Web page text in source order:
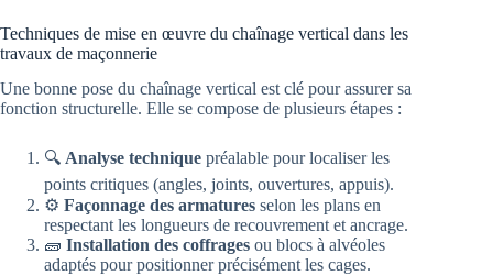
Techniques de mise en œuvre du chaînage vertical dans les
travaux de maçonnerie
Une bonne pose du chaînage vertical est clé pour assurer sa
fonction structurelle. Elle se compose de plusieurs étapes :
🔍 Analyse technique préalable pour localiser les
points critiques (angles, joints, ouvertures, appuis).
⚙️ Façonnage des armatures selon les plans en
respectant les longueurs de recouvrement et ancrage.
🧱 Installation des coffrages ou blocs à alvéoles
adaptés pour positionner précisément les cages.